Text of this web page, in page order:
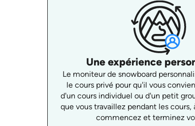
Une expérience
Le moniteur de snowboard
le cours privé pour qu'il vous
d'un cours individuel ou d'un petit
que vous travaillez pendant les cours,
commencez et terminez